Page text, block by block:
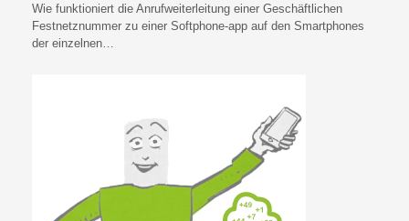
Wie funktioniert die Anrufweiterleitung einer Geschäftlichen
Festnetznummer zu einer Softphone-app auf den Smartphones
der einzelnen…